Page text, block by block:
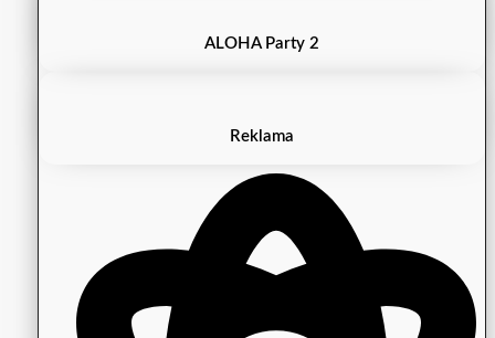
ALOHA Party 2
Reklama